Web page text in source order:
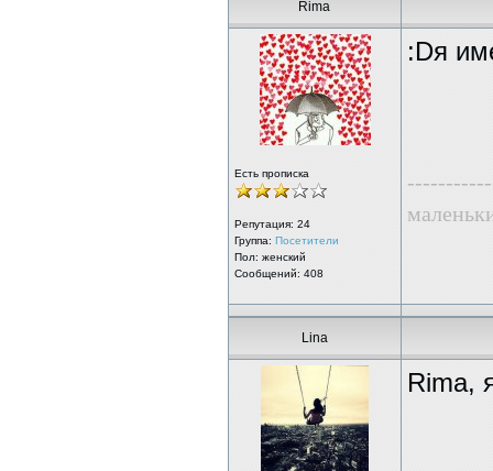
Rima
Есть прописка
Репутация: 24
Группа: Посетители
Пол: женский
Сообщений: 408
:Dя
Lina
Rima,